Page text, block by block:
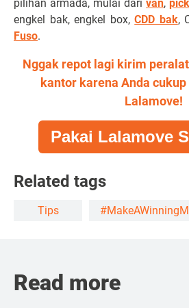
pilihan armada, mulai dari van,
engkel bak, engkel box,CDD bak,
Fuso.
Nggak repot lagi kirim
kantor karena Anda
Lalamove!
Pakai Lalamove
Related tags
Tips
Read more